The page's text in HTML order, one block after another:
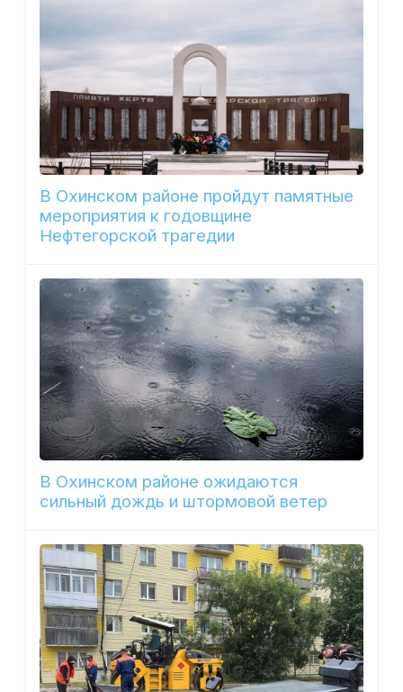
В Охинском районе пройдут памятные
мероприятия к годовщине
Нефтегорской трагедии
В Охинском районе ожидаются
сильный дождь и штормовой ветер